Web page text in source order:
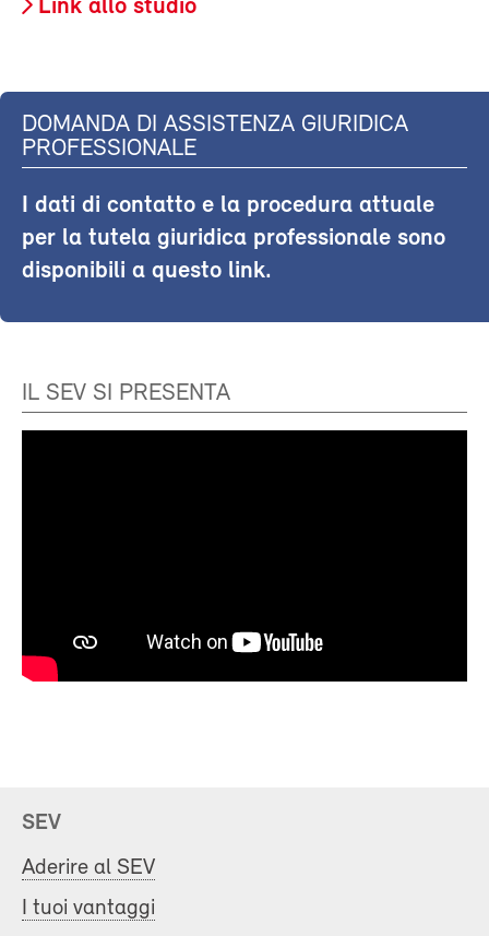
Link allo studio
DOMANDA DI ASSISTENZA GIURIDICA
PROFESSIONALE
I dati di contatto e la procedura attuale
per la tutela giuridica professionale sono
disponibili a questo link.
IL SEV SI PRESENTA
SEV
Aderire al SEV
I tuoi vantaggi